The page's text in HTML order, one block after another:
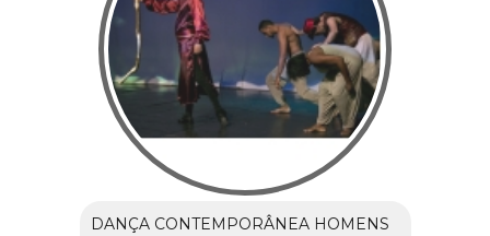
DANÇA CONTEMPORÂNEA HOMENS